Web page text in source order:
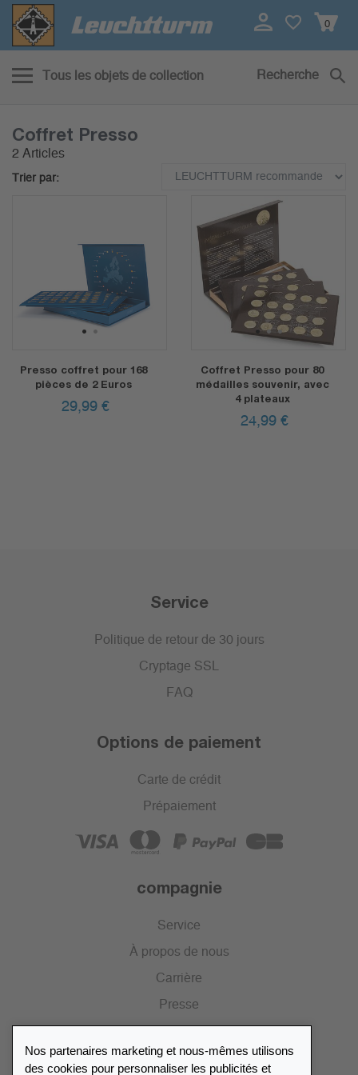
0
Tous les objets de collection Recherche
Coffret Presso
2 Articles
Trier par:
12
Presso coffret pour 168
pièces de 2 Euros
29,99 €
123
Coffret Presso pour 80
médailles souvenir, avec
4 plateaux
24,99 €
Service
Politique de retour de 30 jours
Cryptage SSL
FAQ
Options de paiement
Carte de crédit
Prépaiement
compagnie
Service
À propos de nous
Carrière
Presse
Portail des revendeurs
Nos partenaires marketing et nous-mêmes utilisons
des cookies pour personnaliser les publicités et